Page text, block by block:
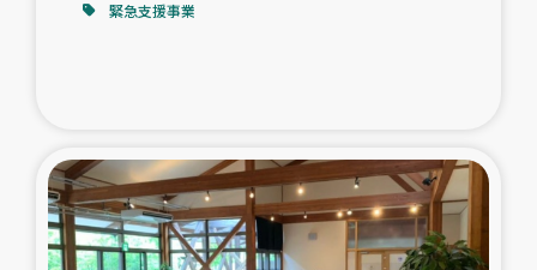
コーヒー生産者支援
アイナロ県マウベシ郡でのコーヒー畑改善事業
緊急支援事業